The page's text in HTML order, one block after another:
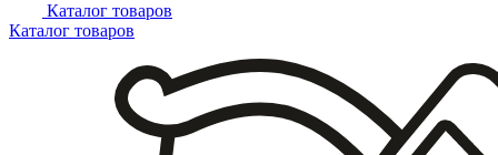
Каталог товаров
Каталог товаров